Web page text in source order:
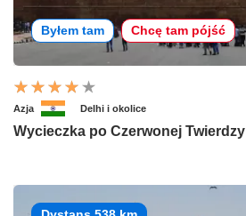
Byłem tam Chcę tam pójść
Azja Delhi i okolice
Wycieczka po Czerwonej Twierdzy